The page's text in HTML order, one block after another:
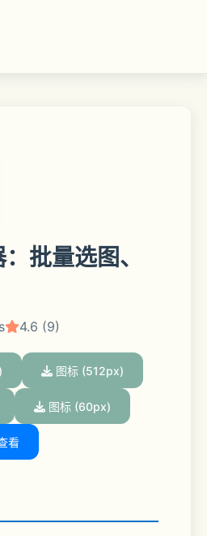
批量选图、
4.6 (9)
图标 (512px)
图标 (60px)
看